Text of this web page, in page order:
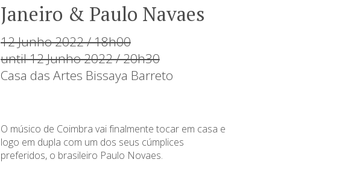
Janeiro & Paulo Navaes
12 Junho 2022 / 18h00
until 12 Junho 2022 / 20h30
Casa das Artes Bissaya Barreto
O músico de Coimbra vai finalmente tocar em casa e
logo em dupla com um dos seus cúmplices
preferidos, o brasileiro Paulo Novaes.